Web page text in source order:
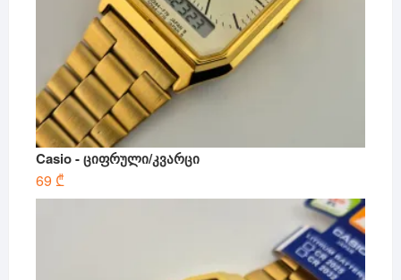
Casio - ციფრული/კვარცი
69 ₾